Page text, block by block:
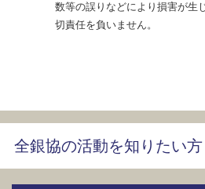
数等の誤りなどにより損害が生
切責任を負いません。
全銀協の活動を知りたい方